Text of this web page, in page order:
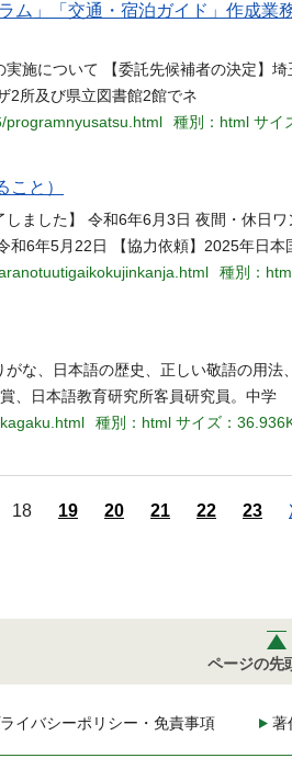
ム」「交通・宿泊ガイド」作成業
施について 【委託先候補者の決定】
2所及び県立図書館2館でネ
種別：html サイ
と）
ました】 令和6年6月3日 夜間・休日
和6年5月22日 【協力依頼】2025年日本
種別：html
な、日本語の歴史、正しい敬語の用法
、日本語教育研究所客員研究員。中学
種別：html サイズ：
18 19 20 21 22 23
ページの先
イバシーポリシー・免責事項 著